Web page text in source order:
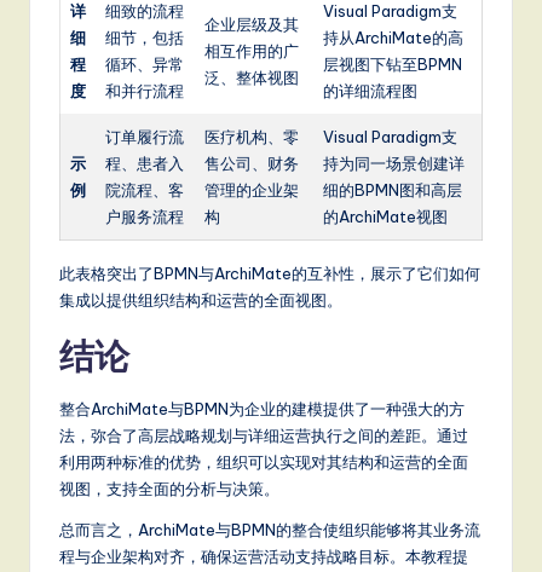
详
细
程
度
细致的流程
细节，包括
循环、异常
和并行流程
企业层级及其
相互作用的广
泛、整体视图
Visual Paradigm支
持从ArchiMate的高
层视图下钻至BPMN
的详细流程图
示
例
订单履行流
程、患者入
院流程、客
户服务流程
医疗机构、零
售公司、财务
管理的企业架
构
Visual Paradigm支
持为同一场景创建详
细的BPMN图和高层
的ArchiMate视图
此表格突出了BPMN与ArchiMate的互补性，展示了它们如何
集成以提供组织结构和运营的全面视图。
结论
整合ArchiMate与BPMN为企业的建模提供了一种强大的方
法，弥合了高层战略规划与详细运营执行之间的差距。通过
利用两种标准的优势，组织可以实现对其结构和运营的全面
视图，支持全面的分析与决策。
总而言之，ArchiMate与BPMN的整合使组织能够将其业务流
程与企业架构对齐，确保运营活动支持战略目标。本教程提